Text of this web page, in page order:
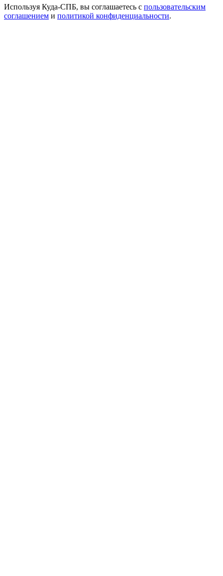
Используя Куда-СПБ, вы соглашаетесь с пользовательским
соглашением и политикой конфиденциальности.